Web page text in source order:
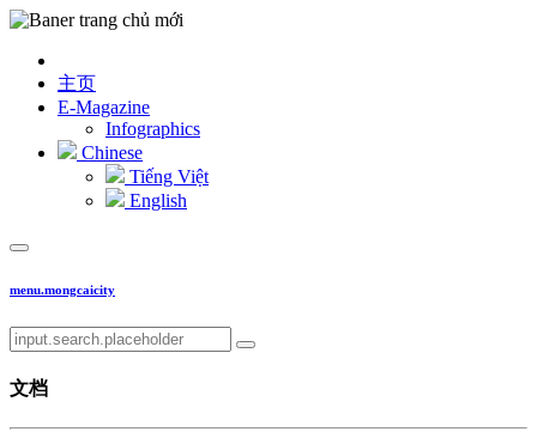
主页
E-Magazine
Infographics
Chinese
Tiếng Việt
English
menu.mongcaicity
文档